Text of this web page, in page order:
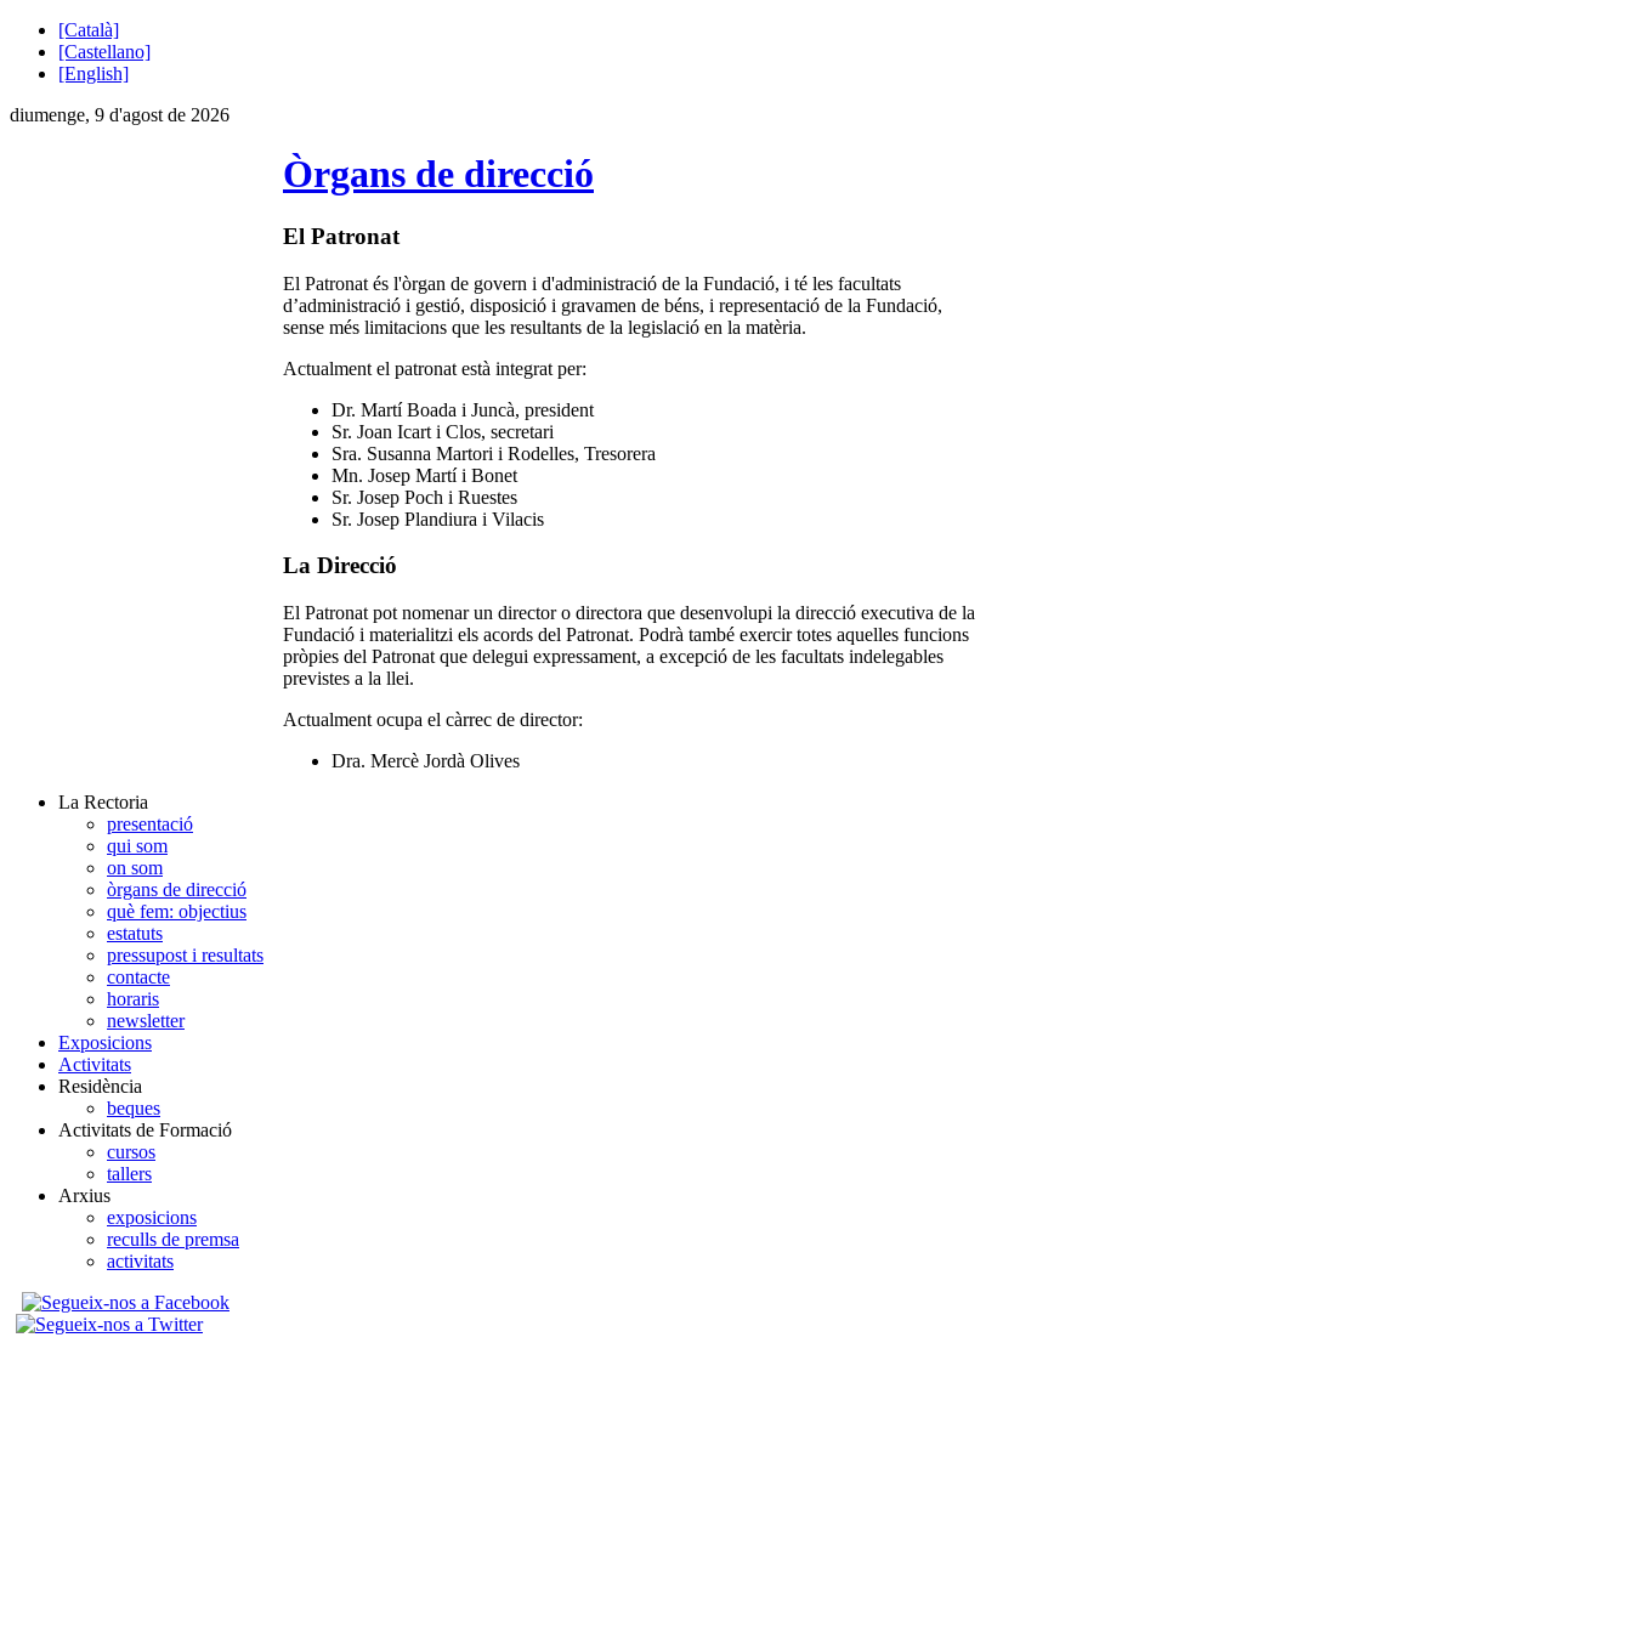
[Català]
[Castellano]
[English]
diumenge, 9 d'agost de 2026
Òrgans de direcció
El Patronat
El Patronat és l'òrgan de govern i d'administració de la Fundació, i té les facultats
d’administració i gestió, disposició i gravamen de béns, i representació de la Fundació,
sense més limitacions que les resultants de la legislació en la matèria.
Actualment el patronat està integrat per:
Dr. Martí Boada i Juncà, president
Sr. Joan Icart i Clos, secretari
Sra. Susanna Martori i Rodelles, Tresorera
Mn. Josep Martí i Bonet
Sr. Josep Poch i Ruestes
Sr. Josep Plandiura i Vilacis
La Direcció
El Patronat pot nomenar un director o directora que desenvolupi la direcció executiva de la
Fundació i materialitzi els acords del Patronat. Podrà també exercir totes aquelles funcions
pròpies del Patronat que delegui expressament, a excepció de les facultats indelegables
previstes a la llei.
Actualment ocupa el càrrec de director:
Dra. Mercè Jordà Olives
La Rectoria
presentació
qui som
on som
òrgans de direcció
què fem: objectius
estatuts
pressupost i resultats
contacte
horaris
newsletter
Exposicions
Activitats
Residència
beques
Activitats de Formació
cursos
tallers
Arxius
exposicions
reculls de premsa
activitats